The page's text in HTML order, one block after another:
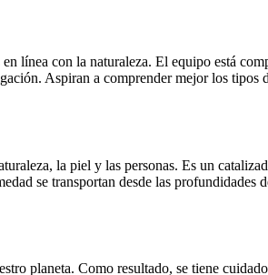
línea con la naturaleza. El equipo está
Aspiran a comprender mejor los
la piel y las personas. Es un
se transportan desde las
planeta. Como resultado, se tiene